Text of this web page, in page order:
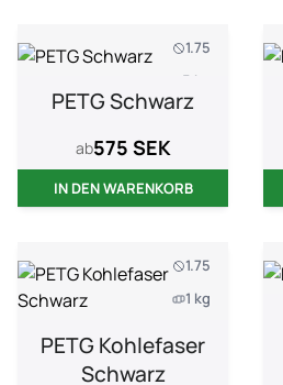
1.75
5 kg
PETG Schwarz
ab575 SEK
IN DEN WARENKORB
1.75
1 kg
PETG Kohlefaser
Schwarz